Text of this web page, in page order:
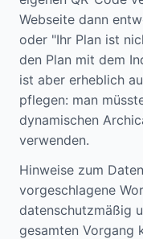
Webseite dann
oder "Ihr Plan ist
den Plan mit dem
ist aber erheblich
pflegen: man
dynamischen
verwenden.
Hinweise zum
vorgeschlagene
datenschutzmäßig
gesamten Vorgang